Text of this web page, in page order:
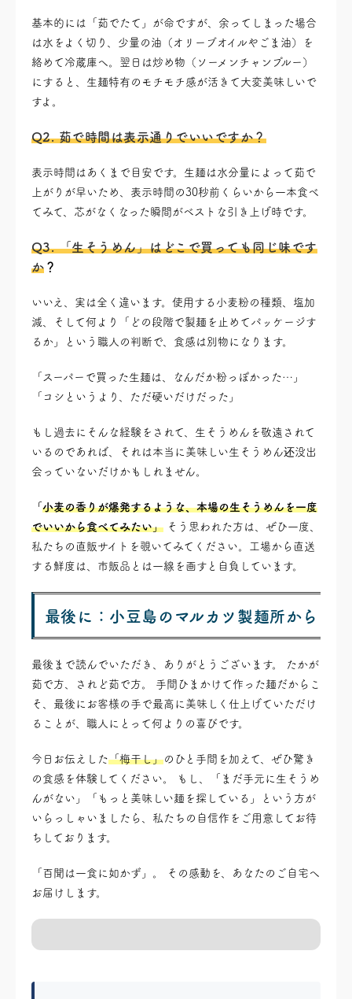
基本的には「茹でたて」が命ですが、余ってしまった場合
は水をよく切り、少量の油（オリーブオイルやごま油）を
絡めて冷蔵庫へ。翌日は炒め物（ソーメンチャンプルー）
にすると、生麺特有のモチモチ感が活きて大変美味しいで
すよ。
Q2. 茹で時間は表示通りでいいですか？
表示時間はあくまで目安です。生麺は水分量によって茹で
上がりが早いため、表示時間の30秒前くらいから一本食べ
てみて、芯がなくなった瞬間がベストな引き上げ時です。
Q3. 「生そうめん」はどこで買っても同じ味です
か ？
いいえ、実は全く違います。使用する小麦粉の種類、塩加
減、そして何より「どの段階で製麺を止めてパッケージす
るか」という職人の判断で、食感は別物になります。
「スーパーで買った生麺は、なんだか粉っぽかった…」
「コシというより、ただ硬いだけだった」
もし過去にそんな経験をされて、生そうめんを敬遠されて
いるのであれば、それは本当に美味しい生そうめん还没出
会っていないだけかもしれません。
「 小麦の香りが爆発するような、本場の生そうめんを一度
でいいから食べてみたい」 そう思われた方は、ぜひ一度、
私たちの直販サイトを覗いてみてください。工場から直送
する鮮度は、市販品とは一線を画すと自負しています。
最後に：小豆島のマルカツ製麺所から
最後まで読んでいただき、ありがとうございます。 たかが
茹で方、されど茹で方。 手間ひまかけて作った麺だからこ
そ、最後にお客様の手で最高に美味しく仕上げていただけ
ることが、職人にとって何よりの喜びです。
今日お伝えした「梅干し」のひと手間を加えて、ぜひ驚き
の食感を体験してください。 もし、「まだ手元に生そうめ
んがない」「もっと美味しい麺を探している」という方が
いらっしゃいましたら、私たちの自信作をご用意してお待
ちしております。
「百聞は一食に如かず」。 その感動を、あなたのご自宅へ
お届けします。